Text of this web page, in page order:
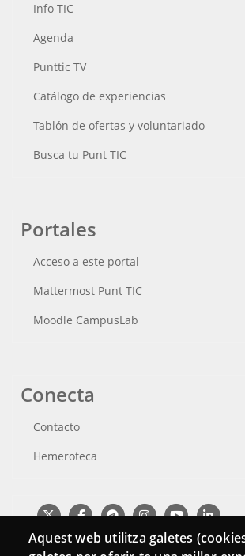
Info TIC
Agenda
Punttic TV
Catálogo de experiencias
Tablón de ofertas y voluntariado
Busca tu Punt TIC
Portales
Acceso a este portal
Mattermost Punt TIC
Moodle CampusLab
Conecta
Contacto
Hemeroteca
Aquest web utilitza galetes